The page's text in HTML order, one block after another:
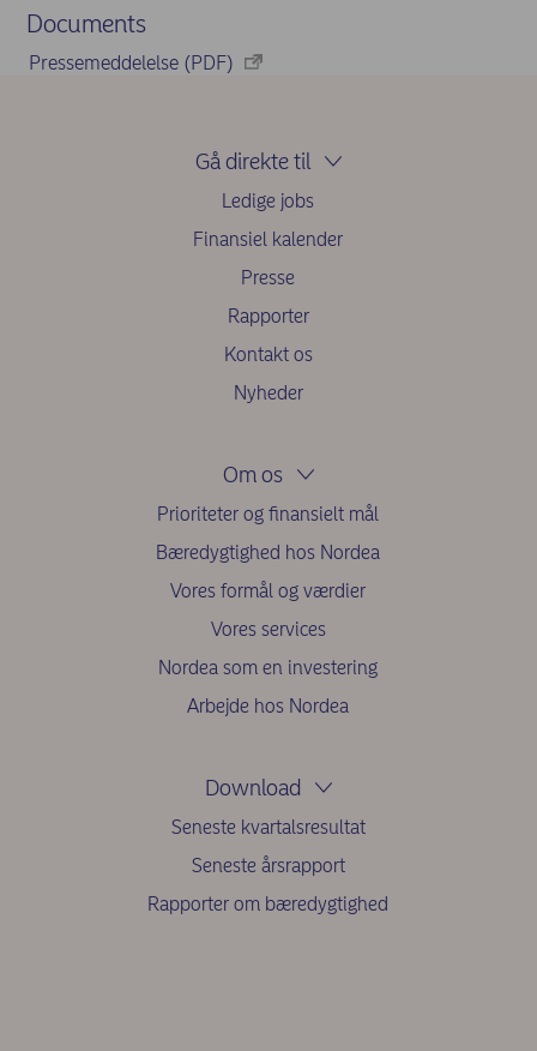
Documents
Pressemeddelelse (PDF)
Gå direkte til
Ledige jobs
Finansiel kalender
Presse
Rapporter
Kontakt os
Nyheder
Om os
Prioriteter og finansielt mål
Bæredygtighed hos Nordea
Vores formål og værdier
Vores services
Nordea som en investering
Arbejde hos Nordea
Download
Seneste kvartalsresultat
Seneste årsrapport
Rapporter om bæredygtighed